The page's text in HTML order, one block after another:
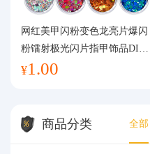
网红美甲闪粉变色龙亮片爆闪
粉镭射极光闪片指甲饰品DIY
手工流麻
¥1.00
商品分类 全部